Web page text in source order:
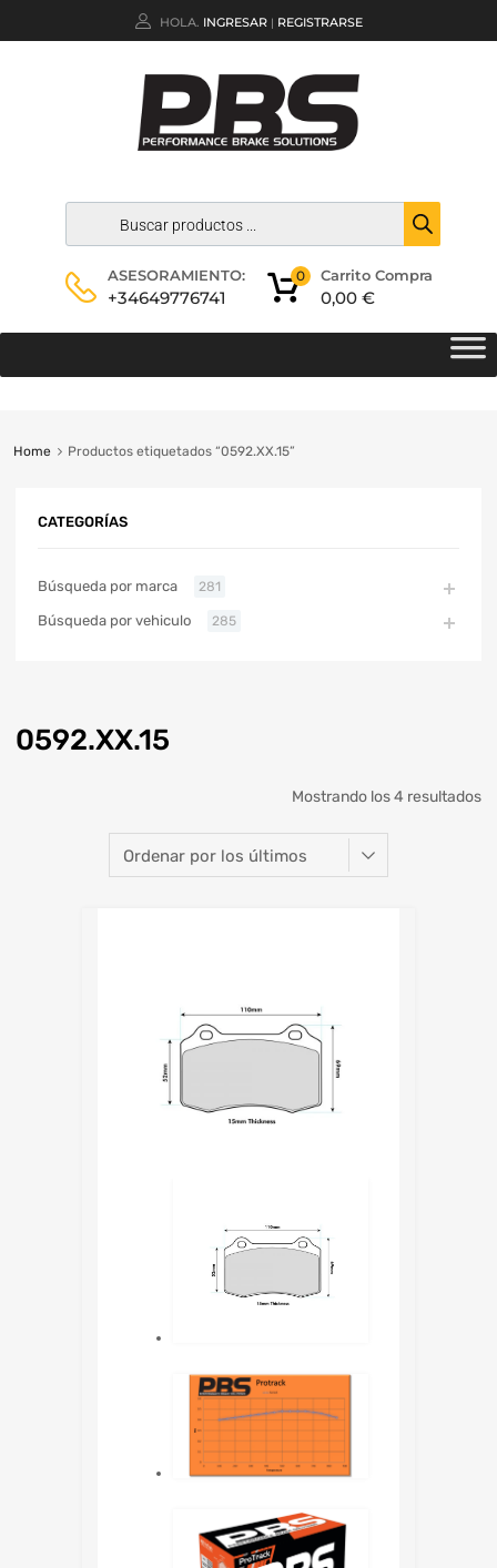
HOLA. INGRESAR | REGISTRARSE
ASESORAMIENTO:
+34649776741
Carrito Compra
0,00 €
0
Home Productos etiquetados “0592.XX.15”
0592.XX.15
Mostrando los 4 resultados
CATEGORÍAS
Búsqueda por marca 281
Búsqueda por vehiculo 285